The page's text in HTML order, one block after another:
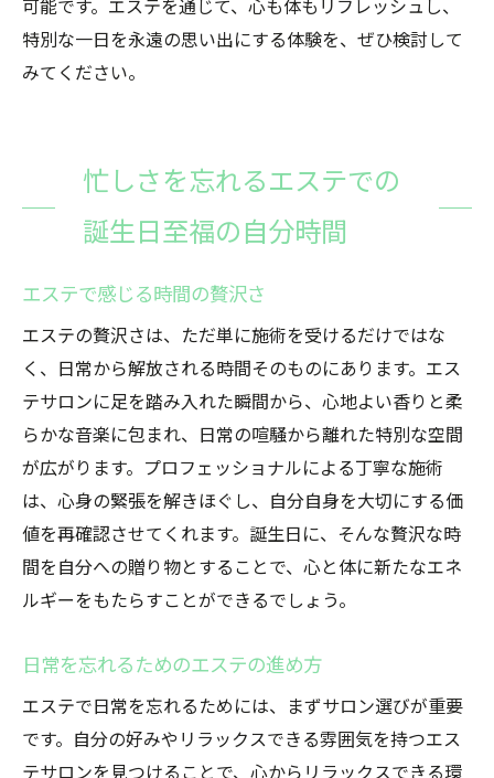
可能です。エステを通じて、心も体もリフレッシュし、
特別な一日を永遠の思い出にする体験を、ぜひ検討して
みてください。
忙しさを忘れるエステでの
誕生日至福の自分時間
エステで感じる時間の贅沢さ
エステの贅沢さは、ただ単に施術を受けるだけではな
く、日常から解放される時間そのものにあります。エス
テサロンに足を踏み入れた瞬間から、心地よい香りと柔
らかな音楽に包まれ、日常の喧騒から離れた特別な空間
が広がります。プロフェッショナルによる丁寧な施術
は、心身の緊張を解きほぐし、自分自身を大切にする価
値を再確認させてくれます。誕生日に、そんな贅沢な時
間を自分への贈り物とすることで、心と体に新たなエネ
ルギーをもたらすことができるでしょう。
日常を忘れるためのエステの進め方
エステで日常を忘れるためには、まずサロン選びが重要
です。自分の好みやリラックスできる雰囲気を持つエス
テサロンを見つけることで、心からリラックスできる環